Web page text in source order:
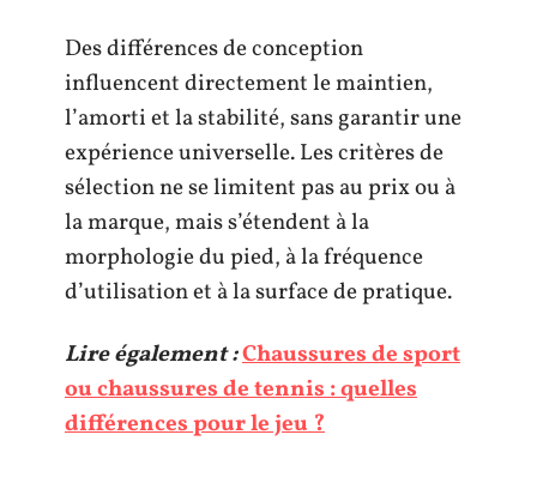
Des différences de conception
influencent directement le maintien,
l’amorti et la stabilité, sans garantir une
expérience universelle. Les critères de
sélection ne se limitent pas au prix ou à
la marque, mais s’étendent à la
morphologie du pied, à la fréquence
d’utilisation et à la surface de pratique.
Lire également :Chaussures de sport
ou chaussures de tennis : quelles
différences pour le jeu ?